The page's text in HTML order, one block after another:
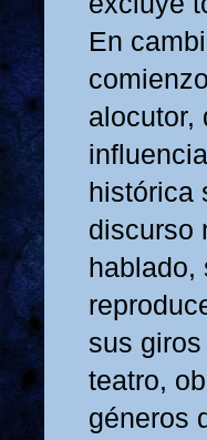
En
alocutor,
histórica
discurso
hablado,
sus
teatro,
géneros